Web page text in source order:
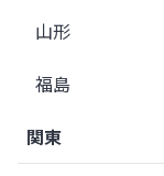
山形
福島
関東